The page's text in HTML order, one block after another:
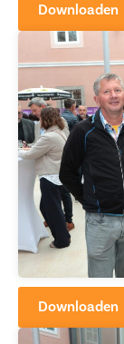
Downloaden
Downloaden